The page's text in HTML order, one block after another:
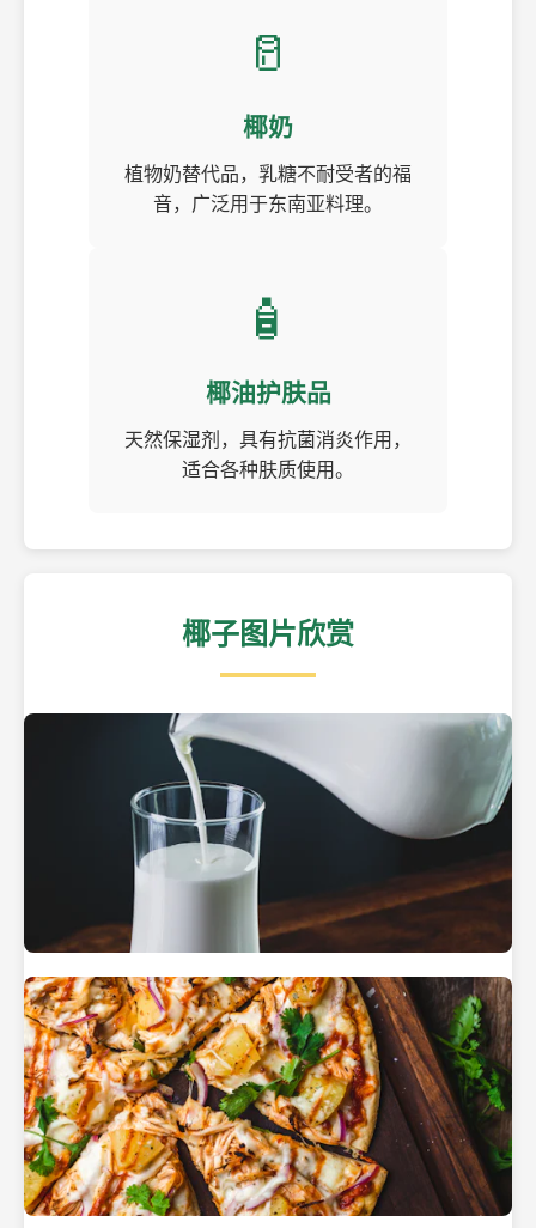
🥛
椰奶
植物奶替代品，乳糖不耐受者的福
音，广泛用于东南亚料理。
🧴
椰油护肤品
天然保湿剂，具有抗菌消炎作用，
适合各种肤质使用。
椰子图片欣赏
热带海滩上的椰子树